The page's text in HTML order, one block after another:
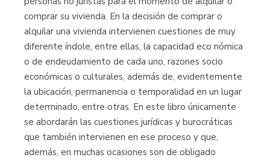
comprar su vivienda. En la decisión de comprar o
alquilar una vivienda intervienen cuestiones de muy
diferente índole, entre ellas, la capacidad eco nómica
o de endeudamiento de cada uno, razones socio
económicas o culturales, además de, evidentemente
la ubicación, permanencia o temporalidad en un lugar
determinado, entre otras. En este libro únicamente
se abordarán las cuestiones jurídicas y burocráticas
que también intervienen en ese proceso y que,
además, en muchas ocasiones son de obligado